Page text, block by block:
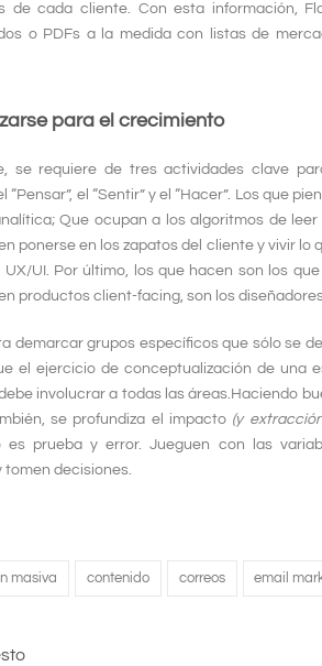
de cada cliente. Con esta información,
o PDFs a la medida con listas de
para el crecimiento
se requiere de tres actividades clave
“Pensar”, el “Sentir” y el “Hacer”. Los que
Que ocupan a los algoritmos de
ponerse en los zapatos del cliente y vivir lo
UX/UI. Por último, los que hacen son los
productos client-facing, son los
demarcar grupos específicos que sólo se
el ejercicio de conceptualización de una
involucrar a todas las áreas. Haciendo
se profundiza el impacto (y
es prueba y error. Jueguen con las
tomen decisiones.
masiva contenido correos email